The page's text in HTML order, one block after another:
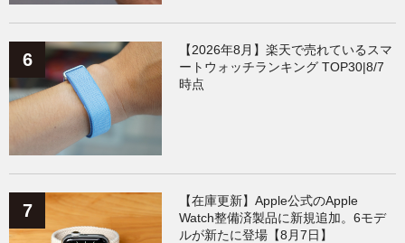
【2026年8月】楽天で売れているスマ
ートウォッチランキング TOP30|8/7
時点
【在庫更新】Apple公式のApple
Watch整備済製品に新規追加。6モデ
ルが新たに登場【8月7日】